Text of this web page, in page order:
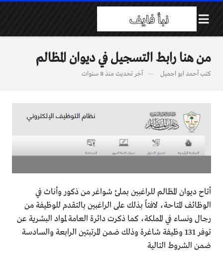
من هنا رابط التسجيل في ديوان المظالم
كتبأحمد ابو اجميل آخر تحديث منذ 8 سنوات
أتاح ديوان المظالم للراغبين بملئ شواغر من ذكور وأناث في
الوظائف المتاحة، لافتاً بذلك على الراغبين بالتقدم للوظيفة من
رجال ونساء في المملكة، كما ذكرت دائرة العامة لمواد البشرية عن
توفر 131 وظيفة شاغرة وذلك ضمن المرتبتين الرابعة والسادسة
ضمن الشروط التالية